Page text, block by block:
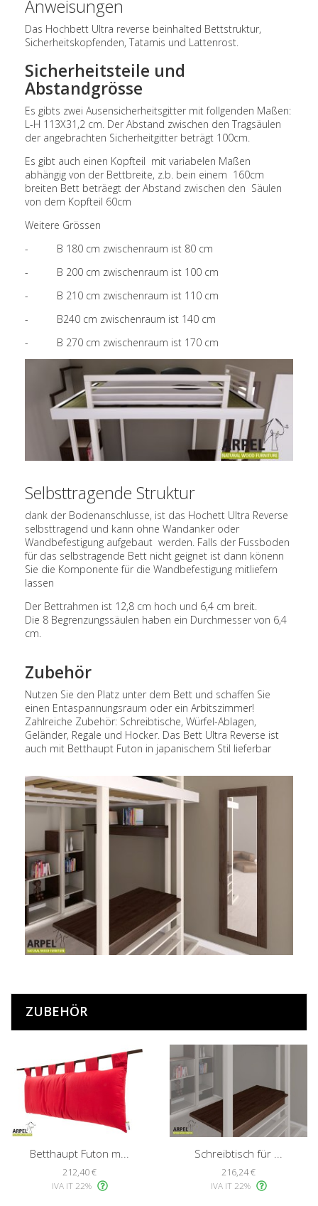
Anweisungen
Das Hochbett Ultra reverse beinhalted Bettstruktur,
Sicherheitskopfenden, Tatamis und Lattenrost.
Sicherheitsteile und
Abstandgrösse
Es gibts zwei Ausensicherheitsgitter mit follgenden Maßen:
L-H 113X31,2 cm. Der Abstand zwischen den Tragsäulen
der angebrachten Sicherheitgitter beträgt 100cm.
Es gibt auch einen Kopfteil mit variabelen Maßen
abhängig von der Bettbreite, z.b. bein einem 160cm
breiten Bett beträegt der Abstand zwischen den Säulen
von dem Kopfteil 60cm
Weitere Grössen
- B 180 cm zwischenraum ist 80 cm
- B 200 cm zwischenraum ist 100 cm
- B 210 cm zwischenraum ist 110 cm
- B240 cm zwischenraum ist 140 cm
- B 270 cm zwischenraum ist 170 cm
Selbsttragende Struktur
dank der Bodenanschlusse, ist das Hochett Ultra Reverse
selbsttragend und kann ohne Wandanker oder
Wandbefestigung aufgebaut werden. Falls der Fussboden
für das selbstragende Bett nicht geignet ist dann könenn
Sie die Komponente für die Wandbefestigung mitliefern
lassen
Der Bettrahmen ist 12,8 cm hoch und 6,4 cm breit.
Die 8 Begrenzungssäulen haben ein Durchmesser von 6,4
cm.
Zubehör
Nutzen Sie den Platz unter dem Bett und schaffen Sie
einen Entaspannungsraum oder ein Arbitszimmer!
Zahlreiche Zubehör: Schreibtische, Würfel-Ablagen,
Geländer, Regale und Hocker. Das Bett Ultra Reverse ist
auch mit Betthaupt Futon in japanischem Stil lieferbar
ZUBEHÖR
Betthaupt Futon m...
212,40 €
IVA IT 22%
Schreibtisch für ...
216,24 €
IVA IT 22%